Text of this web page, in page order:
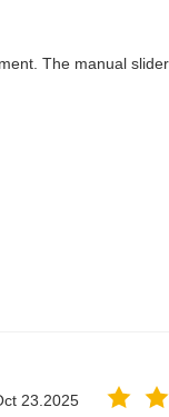
The manual
23.2025